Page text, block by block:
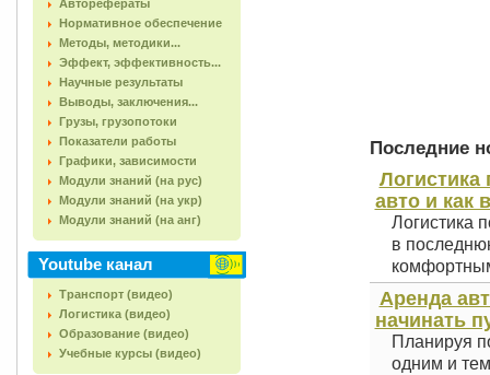
Авторефераты
Нормативное обеспечение
Методы, методики...
Эффект, эффективность...
Научные результаты
Выводы, заключения...
Грузы, грузопотоки
Показатели работы
Графики, зависимости
Модули знаний (на рус)
Модули знаний (на укр)
Модули знаний (на анг)
Youtube канал
Транспорт (видео)
Логистика (видео)
Образование (видео)
Учебные курсы (видео)
Последние
Логистика
авто и как
Логистика
в
Аренда
начинать
Планируя
одним и